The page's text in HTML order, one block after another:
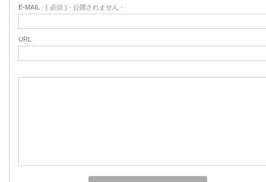
E-MAIL ( 必須 ) - 公開されません -
URL